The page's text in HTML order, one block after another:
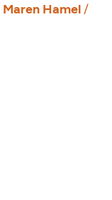
Maren Hamel/